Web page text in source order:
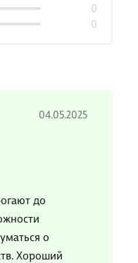
0
0
04.05.2025
до
о
Хороший